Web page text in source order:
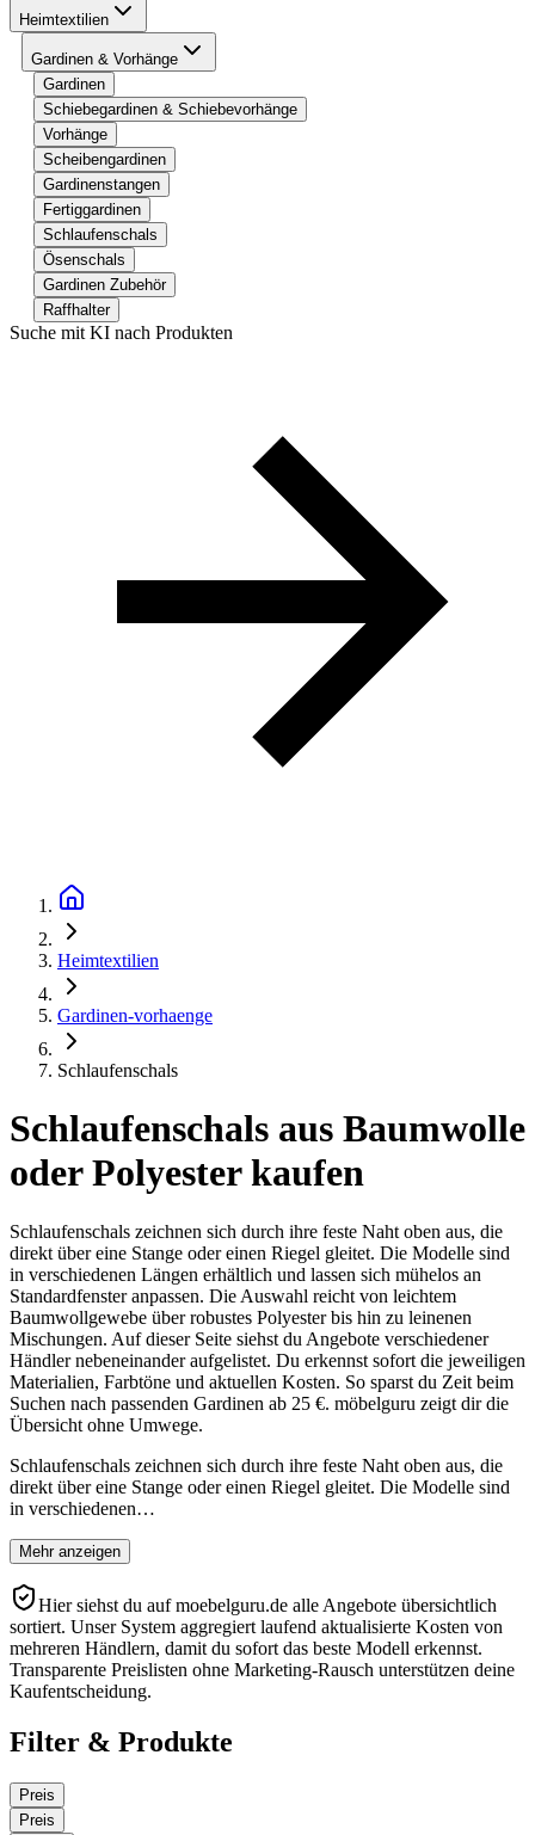
Heimtextilien
Gardinen & Vorhänge
Gardinen
Schiebegardinen & Schiebevorhänge
Vorhänge
Scheibengardinen
Gardinenstangen
Fertiggardinen
Schlaufenschals
Ösenschals
Gardinen Zubehör
Raffhalter
Suche mit KI nach Produkten
Heimtextilien
Gardinen-vorhaenge
Schlaufenschals
Schlaufenschals aus Baumwolle
oder Polyester kaufen
Schlaufenschals zeichnen sich durch ihre feste Naht oben aus, die
direkt über eine Stange oder einen Riegel gleitet. Die Modelle sind
in verschiedenen Längen erhältlich und lassen sich mühelos an
Standardfenster anpassen. Die Auswahl reicht von leichtem
Baumwollgewebe über robustes Polyester bis hin zu leinenen
Mischungen. Auf dieser Seite siehst du Angebote verschiedener
Händler nebeneinander aufgelistet. Du erkennst sofort die jeweiligen
Materialien, Farbtöne und aktuellen Kosten. So sparst du Zeit beim
Suchen nach passenden Gardinen ab 25 €. möbelguru zeigt dir die
Übersicht ohne Umwege.
Schlaufenschals zeichnen sich durch ihre feste Naht oben aus, die
direkt über eine Stange oder einen Riegel gleitet. Die Modelle sind
in verschiedenen…
Mehr anzeigen
Hier siehst du auf moebelguru.de alle Angebote übersichtlich
sortiert. Unser System aggregiert laufend aktualisierte Kosten von
mehreren Händlern, damit du sofort das beste Modell erkennst.
Transparente Preislisten ohne Marketing-Rausch unterstützen deine
Kaufentscheidung.
Filter & Produkte
Preis
Preis